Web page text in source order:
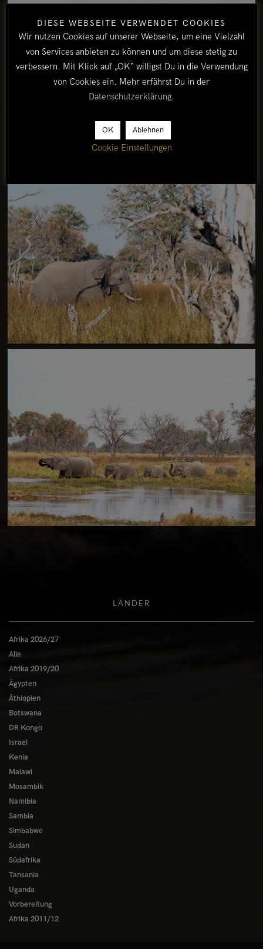
LÄNDER
Afrika 2026/27
Alle
Afrika 2019/20
Ägypten
Äthiopien
Botswana
DR Kongo
Israel
Kenia
Malawi
Mosambik
Namibia
Sambia
Simbabwe
Sudan
Südafrika
Tansania
Uganda
Vorbereitung
Afrika 2011/12
DIESE WEBSEITE VERWENDET COOKIES
Wir nutzen Cookies auf unserer Webseite, um eine Vielzahl
von Services anbieten zu können und um diese stetig zu
verbessern. Mit Klick auf „OK“ willigst Du in die Verwendung
von Cookies ein. Mehr erfährst Du in der
Datenschutzerklärung.
OK Ablehnen
Cookie Einstellungen